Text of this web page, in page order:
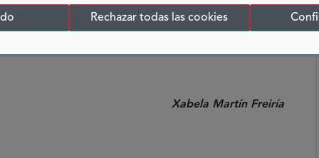
Rechazar todas las cookies
a dormir, pues teniendo en cuenta experiencias
libre de por la noche. Eso sí, una cosa tengo clara, si
Xabela Martín Freiría